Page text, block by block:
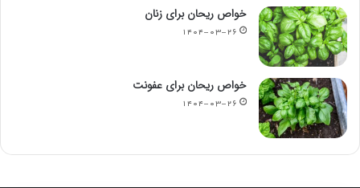
خواص ریحان برای زنان
۱۴۰۴-۰۳-۲۶
خواص ریحان برای عفونت
۱۴۰۴-۰۳-۲۶